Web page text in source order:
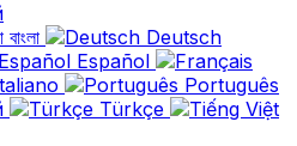
বাংলা
Deutsch
Español
Português
Türkçe